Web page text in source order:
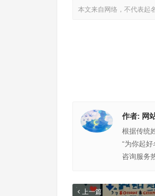
本文来自网络，不代表起
作者: 网
根据传统
“为你起
咨询服务
上一篇